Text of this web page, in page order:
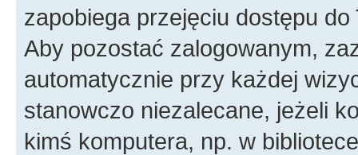
zapobiega przejęciu dostępu
Aby pozostać zalogowanym,
automatycznie przy każdej
stanowczo niezalecane, jeżeli
kimś komputera, np. w